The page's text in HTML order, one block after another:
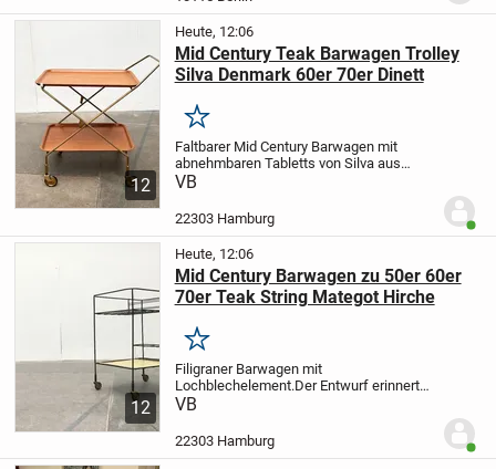
12
Heute, 12:06
Mid Century Teak Barwagen Trolley
Silva Denmark 60er 70er Dinett
Merken
Faltbarer Mid Century Barwagen mit
abnehmbaren Tabletts von Silva aus
Dänemark.
Beistelltisch o.ä. verwendet werden. Das
VB
22303 Hamburg
12
Heute, 12:06
Mid Century Barwagen zu 50er 60er
70er Teak String Mategot Hirche
Merken
Filigraner Barwagen mit
Lochblechelement.Der Entwurf erinnert
an die Formensprache von Mategot.
Gestell. Ein sehr eleganter Entwurf bis ins
VB
22303 Hamburg